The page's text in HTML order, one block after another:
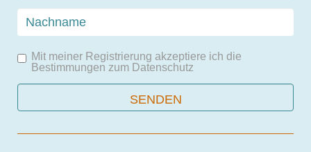
Mit meiner Registrierung akzeptiere ich die
Bestimmungen zum Datenschutz